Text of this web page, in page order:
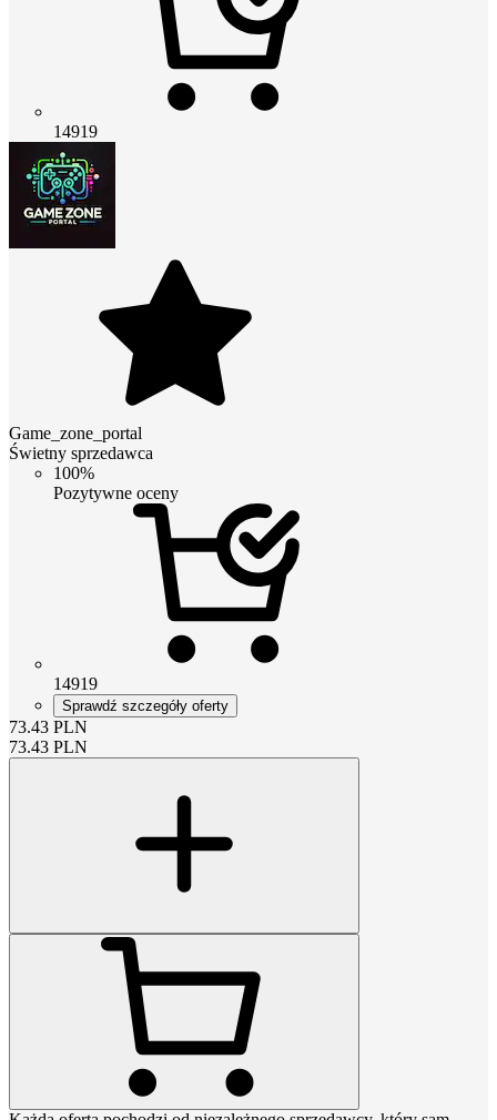
14919
Game_zone_portal
Świetny sprzedawca
100%
Pozytywne oceny
14919
Sprawdź szczegóły oferty
73.43 PLN
73.43 PLN